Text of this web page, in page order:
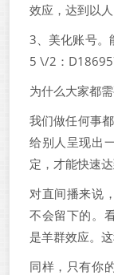
效应，达到以人
3、美化账号
5 \/2：
为什么大家都
我们做任何事
给别人呈现出
定，才能快速达
对直间播来说
不会留下的。
是羊群效应。
同样，只有你